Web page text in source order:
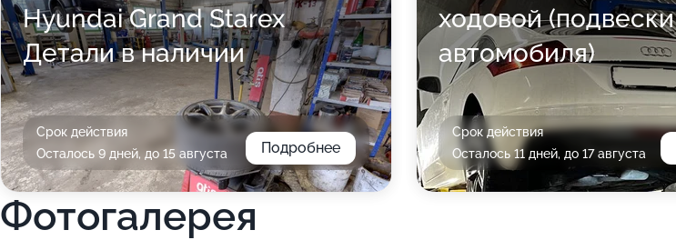
Hyundai Grand Starex
Детали в наличии
Срок действия
Осталось 9 дней, до 15 августа
Подробнее
ходовой (подвески
автомобиля)
Срок действия
Осталось 11 дней, до 17 августа
Фотогалерея